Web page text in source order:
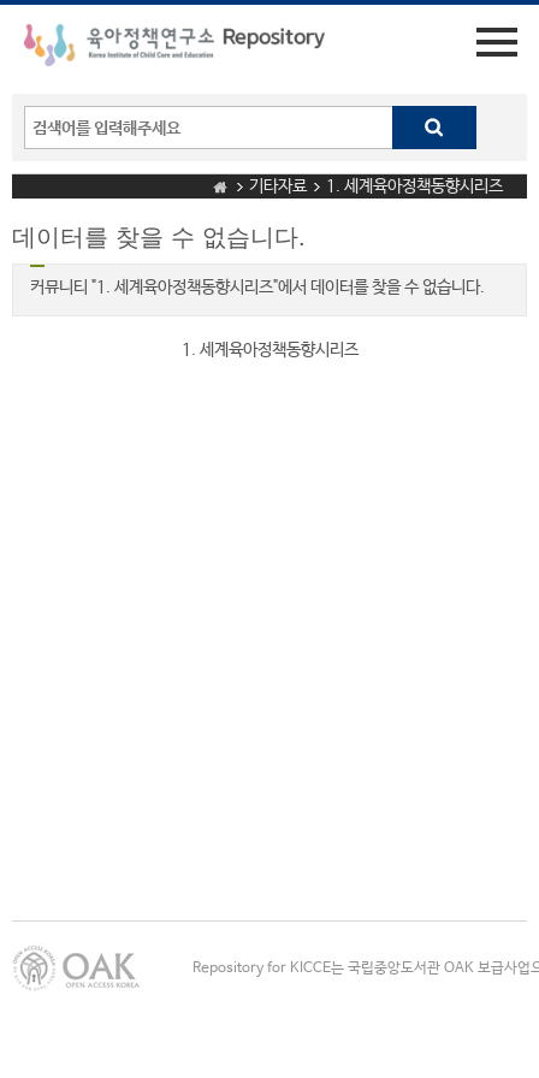
기타자료 1. 세계육아정책동향시리즈
데이터를 찾을 수 없습니다.
커뮤니티 "1. 세계육아정책동향시리즈"에서 데이터를 찾을 수 없습니다.
1. 세계육아정책동향시리즈
Repository for KICCE는 국립중앙도서관 OAK 보급사업